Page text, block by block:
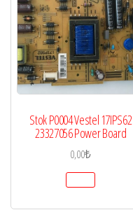
Stok P0004 Vestel 17IPS62
23327056 Power Board
0,00₺